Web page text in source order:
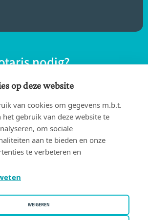
nodig?
een notaris bij jou in de
NOTARIS
Gebruiksvoorwaarden
op deze website
van cookies om gegevens m.b.t.
het gebruik van deze website te
om sociale
aan te bieden en onze
te verbeteren en
WEIGEREN